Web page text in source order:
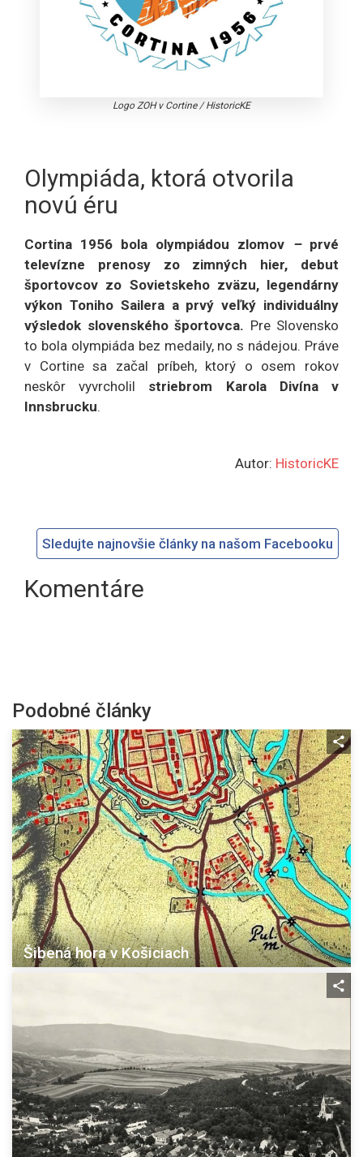
Logo ZOH v Cortine/HistoricKE
Olympiáda, ktorá otvorila
novú éru
Cortina 1956 bola olympiádou zlomov – prvé
televízne prenosy zo zimných hier, debut
športovcov zo Sovietskeho zväzu, legendárny
výkon Toniho Sailera a prvý veľký individuálny
výsledok slovenského športovca. Pre Slovensko
to bola olympiáda bez medaily, no s nádejou. Práve
v Cortine sa začal príbeh, ktorý o osem rokov
neskôr vyvrcholil striebrom Karola Divína v
Innsbrucku.
Autor: HistoricKE
Sledujte najnovšie články na našom Facebooku
Komentáre
Podobné články
Šibená hora v Košiciach